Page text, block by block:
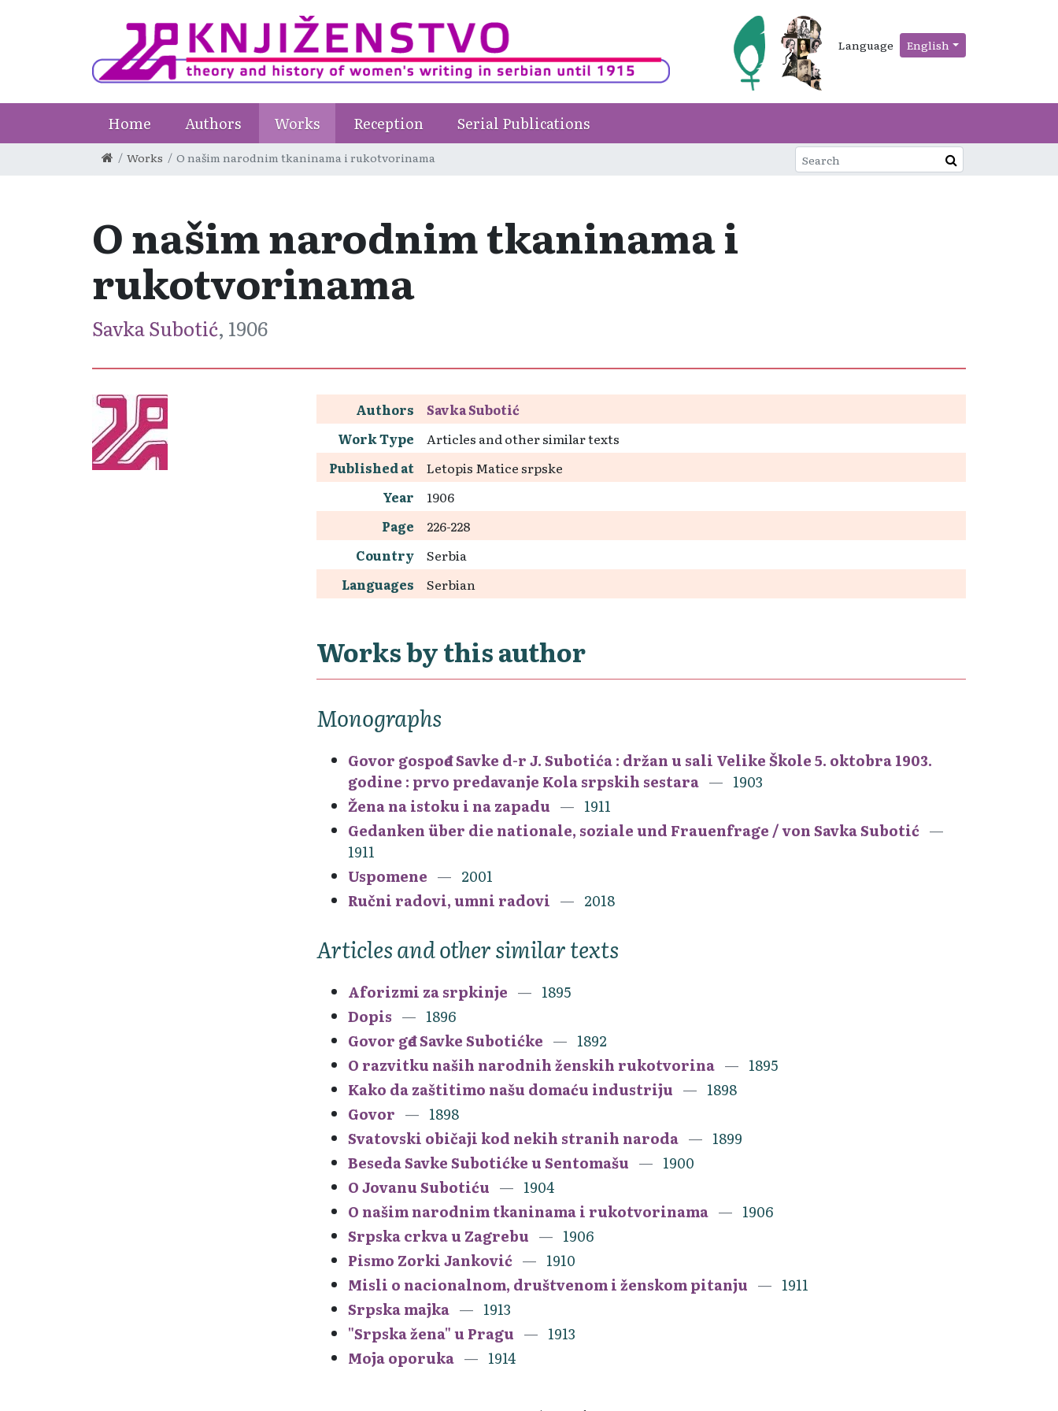
Language English
Home Authors Works Reception Serial Publications
Works O našim narodnim tkaninama i rukotvorinama
O našim narodnim tkaninama i
rukotvorinama
Savka Subotić, 1906
Authors
Savka Subotić
Work Type
Articles and other similar texts
Published at
Letopis Matice srpske
Year
1906
Page
226-228
Country
Serbia
Languages
Serbian
Works by this author
Monographs
Govor gospođe Savke d-r J. Subotića : držan u sali Velike Škole 5. oktobra 1903.
godine : prvo predavanje Kola srpskih sestara
1903
Žena na istoku i na zapadu
1911
Gedanken über die nationale, soziale und Frauenfrage / von Savka Subotić
1911
Uspomene
2001
Ručni radovi, umni radovi
2018
Articles and other similar texts
Aforizmi za srpkinje
1895
Dopis
1896
Govor gđe Savke Subotićke
1892
O razvitku naših narodnih ženskih rukotvorina
1895
Kako da zaštitimo našu domaću industriju
1898
Govor
1898
Svatovski običaji kod nekih stranih naroda
1899
Beseda Savke Subotićke u Sentomašu
1900
O Jovanu Subotiću
1904
O našim narodnim tkaninama i rukotvorinama
1906
Srpska crkva u Zagrebu
1906
Pismo Zorki Janković
1910
Misli o nacionalnom, društvenom i ženskom pitanju
1911
Srpska majka
1913
"Srpska žena" u Pragu
1913
Moja oporuka
1914